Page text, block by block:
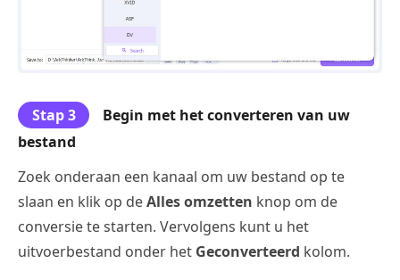
Stap 3
Begin met het converteren van uw
bestand
Zoek onderaan een kanaal om uw bestand op te
slaan en klik op deAlles omzetten knop om de
conversie te starten. Vervolgens kunt u het
uitvoerbestand onder het Geconverteerd kolom.